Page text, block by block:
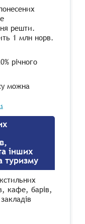
решти.
1 млн норв.
річного
можна
інших
туризму
кафе, барів,